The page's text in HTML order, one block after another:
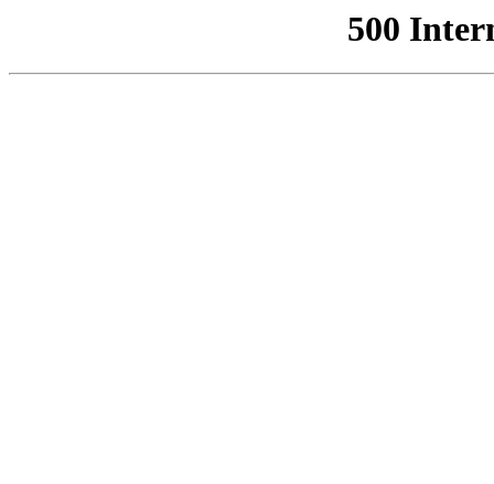
500